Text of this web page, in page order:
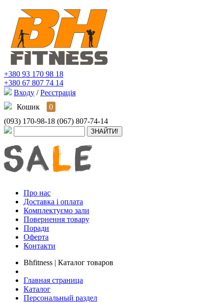
+380 93 170 98 18
+380 67 807 74 14
Входу / Реєстрація
Кошик
0
(093) 170-98-18 (067) 807-74-14
Про нас
Доставка і оплата
Комплектуємо зали
Повернення товару
Поради
Оферта
Контакти
Bhfitness | Каталог товаров
Главная страница
Каталог
Персональный раздел